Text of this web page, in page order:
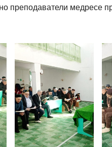
преподаватели медресе